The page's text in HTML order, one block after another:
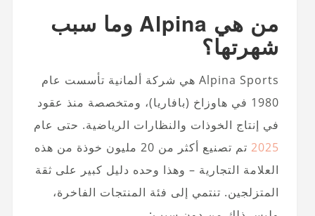
من هي Alpina وما سبب
شهرتها؟
Alpina Sports هي شركة ألمانية تأسست عام
1980 في هاوزاخ (بافاريا)، ومتخصصة منذ عقود
في إنتاج الخوذات والنظارات الرياضية. حتى عام
2025
تم تصنيع أكثر من 20 مليون خوذة من هذه
العلامة التجارية – وهذا وحده دليل كبير على ثقة
المتزلجين. تنتمي إلى فئة المنتجات الفاخرة،